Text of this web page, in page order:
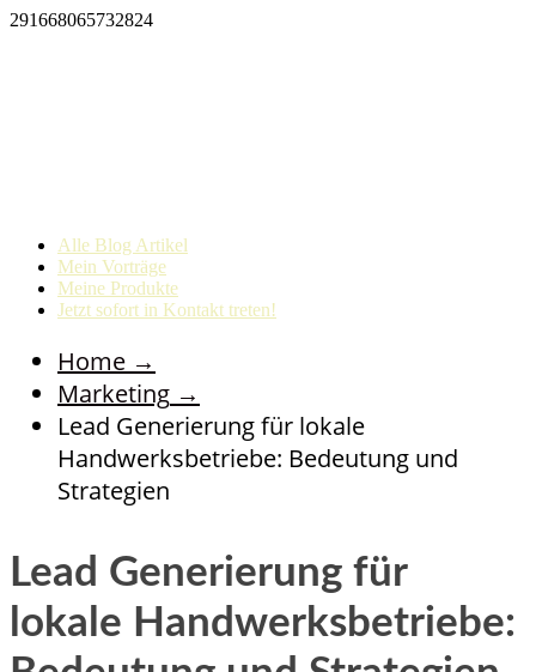
291668065732824
Alle Blog Artikel
Mein Vorträge
Meine Produkte
Jetzt sofort in Kontakt treten!
Home →
Marketing →
Lead Generierung für lokale
Handwerksbetriebe: Bedeutung und
Strategien
Lead Generierung für
lokale Handwerksbetriebe: